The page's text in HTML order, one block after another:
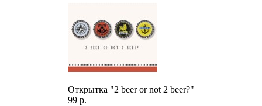
Открытка "2 beer or not 2 beer?"
99 р.